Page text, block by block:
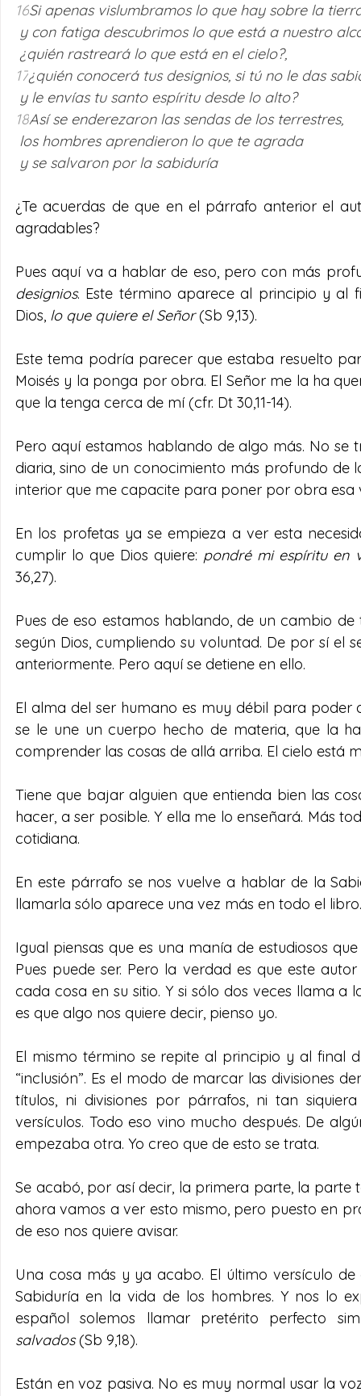
16Si apenas vislumbramos lo que hay sobre la
y con fatiga descubrimos lo que está a nuestro
¿quién rastreará lo que está en el cielo?,
17¿quién conocerá tus designios, si tú no le das
y le envías tu santo espíritu desde lo alto?
18Así se enderezaron las sendas de los terrestres,
los hombres aprendieron lo que te agrada
y se salvaron por la sabiduría
¿Te acuerdas de que en el párrafo anterior el
agradables?
designios. Este término aparece al principio y al
Dios, lo que quiere el Señor (Sb 9,13).
Este tema podría parecer que estaba resuelto
Moisés y la ponga por obra. El Señor me la ha
que la tenga cerca de mí (cfr. Dt 30,11-14).
Pero aquí estamos hablando de algo más. No
diaria, sino de un conocimiento más profundo de
interior que me capacite para poner por obra
En los profetas ya se empieza a ver esta
cumplir lo que Dios quiere: pondré mi espíritu en
36,27).
Pues de eso estamos hablando, de un cambio
según Dios, cumpliendo su voluntad. De por sí el
anteriormente. Pero aquí se detiene en ello.
El alma del ser humano es muy débil para
se le une un cuerpo hecho de materia, que la
comprender las cosas de allá arriba. El cielo está
Tiene que bajar alguien que entienda bien las
hacer, a ser posible. Y ella me lo enseñará. Más
cotidiana.
En este párrafo se nos vuelve a hablar de la
llamarla sólo aparece una vez más en todo el
Igual piensas que es una manía de estudiosos
Pues puede ser. Pero la verdad es que este
cada cosa en su sitio. Y si sólo dos veces llama
es que algo nos quiere decir, pienso yo.
El mismo término se repite al principio y al final
“inclusión”. Es el modo de marcar las divisiones
títulos, ni divisiones por párrafos, ni tan
versículos. Todo eso vino mucho después. De
empezaba otra. Yo creo que de esto se trata.
Se acabó, por así decir, la primera parte, la parte
ahora vamos a ver esto mismo, pero puesto en
de eso nos quiere avisar.
Una cosa más y ya acabo. El último versículo
Sabiduría en la vida de los hombres. Y nos lo
español solemos llamar pretérito perfecto
salvados (Sb 9,18).
Están en voz pasiva. No es muy normal usar la